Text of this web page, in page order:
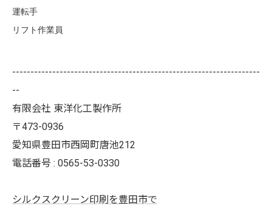
運転手
リフト作業員
--------------------------------------------------------------------
--
有限会社 東洋化工製作所
〒473-0936
愛知県豊田市西岡町唐池212
電話番号 : 0565-53-0330
シルクスクリーン印刷を豊田市で